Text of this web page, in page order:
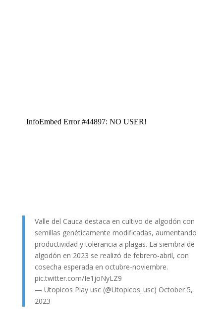
Valle del Cauca destaca en cultivo de algodón con
semillas genéticamente modificadas, aumentando
productividad y tolerancia a plagas. La siembra de
algodón en 2023 se realizó de febrero-abril, con
cosecha esperada en octubre-noviembre.
pic.twitter.com/Ie1joNyLZ9
— Utopicos Play usc (@Utopicos_usc) October 5,
2023